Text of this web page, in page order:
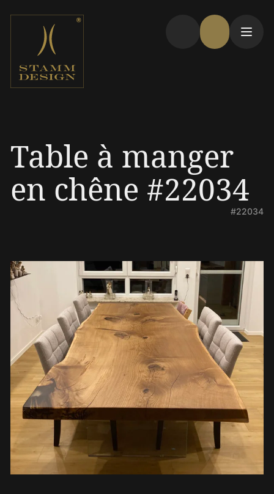
Table à manger
en chêne #22034
#22034